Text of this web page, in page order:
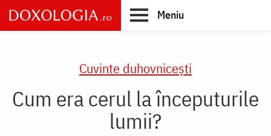
Skip
to
main
Meniu
Cuvinte duhovnicești
Cum era cerul la începuturile
lumii?